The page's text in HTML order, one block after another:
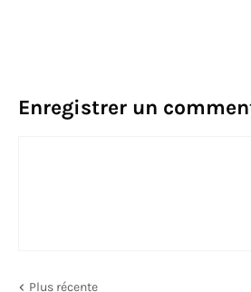
Enregistrer un
Plus récente